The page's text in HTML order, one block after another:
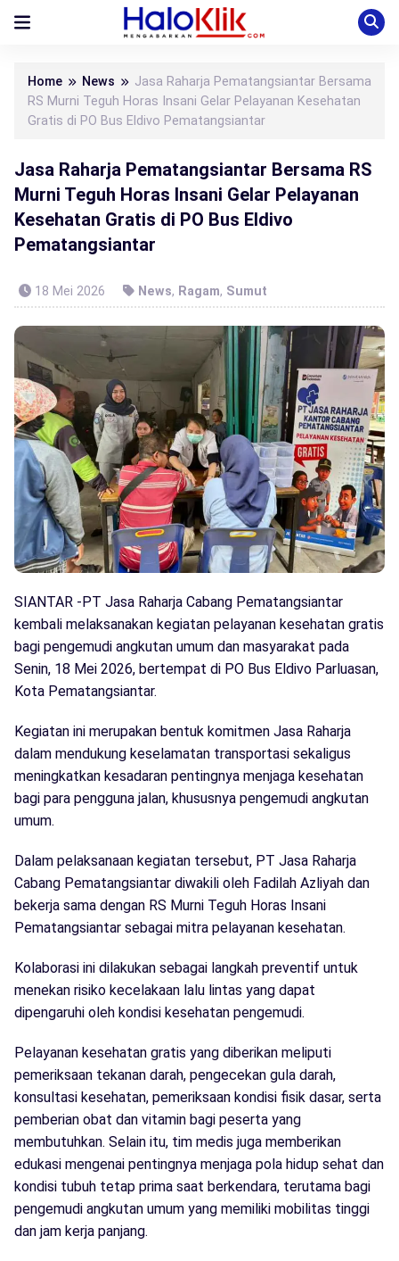
Home News
Jasa Raharja Pematangsiantar Bersama
RS Murni Teguh Horas Insani Gelar Pelayanan Kesehatan
Gratis di PO Bus Eldivo Pematangsiantar
Jasa Raharja Pematangsiantar Bersama RS
Murni Teguh Horas Insani Gelar Pelayanan
Kesehatan Gratis di PO Bus Eldivo
Pematangsiantar
18 Mei 2026 News, Ragam, Sumut
SIANTAR -PT Jasa Raharja Cabang Pematangsiantar
kembali melaksanakan kegiatan pelayanan kesehatan gratis
bagi pengemudi angkutan umum dan masyarakat pada
Senin, 18 Mei 2026, bertempat di PO Bus Eldivo Parluasan,
Kota Pematangsiantar.
Kegiatan ini merupakan bentuk komitmen Jasa Raharja
dalam mendukung keselamatan transportasi sekaligus
meningkatkan kesadaran pentingnya menjaga kesehatan
bagi para pengguna jalan, khususnya pengemudi angkutan
umum.
Dalam pelaksanaan kegiatan tersebut, PT Jasa Raharja
Cabang Pematangsiantar diwakili oleh Fadilah Azliyah dan
bekerja sama dengan RS Murni Teguh Horas Insani
Pematangsiantar sebagai mitra pelayanan kesehatan.
Kolaborasi ini dilakukan sebagai langkah preventif untuk
menekan risiko kecelakaan lalu lintas yang dapat
dipengaruhi oleh kondisi kesehatan pengemudi.
Pelayanan kesehatan gratis yang diberikan meliputi
pemeriksaan tekanan darah, pengecekan gula darah,
konsultasi kesehatan, pemeriksaan kondisi fisik dasar, serta
pemberian obat dan vitamin bagi peserta yang
membutuhkan. Selain itu, tim medis juga memberikan
edukasi mengenai pentingnya menjaga pola hidup sehat dan
kondisi tubuh tetap prima saat berkendara, terutama bagi
pengemudi angkutan umum yang memiliki mobilitas tinggi
dan jam kerja panjang.